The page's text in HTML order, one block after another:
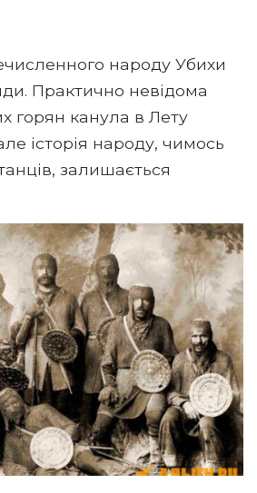
народу Убихи
Практично невідома
горян канула в Лету
історія народу, чимось
залишається